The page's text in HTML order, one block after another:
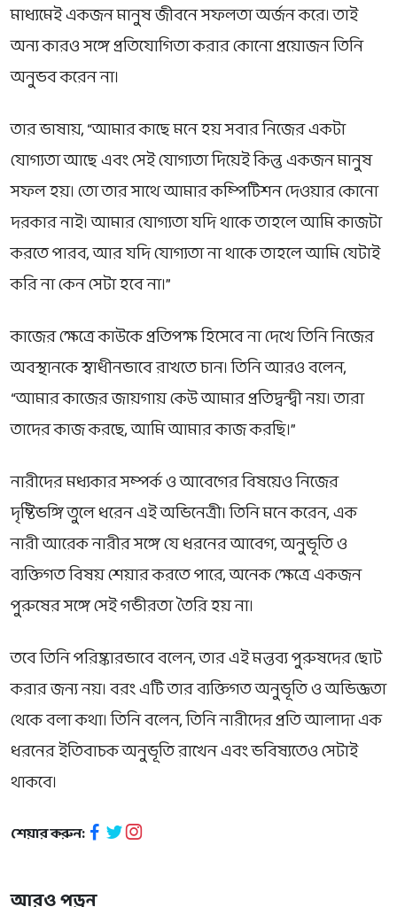
মাধ্যমেই একজন মানুষ জীবনে সফলতা অর্জন করে। তাই
অন্য কারও সঙ্গে প্রতিযোগিতা করার কোনো প্রয়োজন তিনি
অনুভব করেন না।
তার ভাষায়, “আমার কাছে মনে হয় সবার নিজের একটা
যোগ্যতা আছে এবং সেই যোগ্যতা দিয়েই কিন্তু একজন মানুষ
সফল হয়। তো তার সাথে আমার কম্পিটিশন দেওয়ার কোনো
দরকার নাই। আমার যোগ্যতা যদি থাকে তাহলে আমি কাজটা
করতে পারব, আর যদি যোগ্যতা না থাকে তাহলে আমি যেটাই
করি না কেন সেটা হবে না।”
কাজের ক্ষেত্রে কাউকে প্রতিপক্ষ হিসেবে না দেখে তিনি নিজের
অবস্থানকে স্বাধীনভাবে রাখতে চান। তিনি আরও বলেন,
“আমার কাজের জায়গায় কেউ আমার প্রতিদ্বন্দ্বী নয়। তারা
তাদের কাজ করছে, আমি আমার কাজ করছি।”
নারীদের মধ্যকার সম্পর্ক ও আবেগের বিষয়েও নিজের
দৃষ্টিভঙ্গি তুলে ধরেন এই অভিনেত্রী। তিনি মনে করেন, এক
নারী আরেক নারীর সঙ্গে যে ধরনের আবেগ, অনুভূতি ও
ব্যক্তিগত বিষয় শেয়ার করতে পারে, অনেক ক্ষেত্রে একজন
পুরুষের সঙ্গে সেই গভীরতা তৈরি হয় না।
তবে তিনি পরিষ্কারভাবে বলেন, তার এই মন্তব্য পুরুষদের ছোট
করার জন্য নয়। বরং এটি তার ব্যক্তিগত অনুভূতি ও অভিজ্ঞতা
থেকে বলা কথা। তিনি বলেন, তিনি নারীদের প্রতি আলাদা এক
ধরনের ইতিবাচক অনুভূতি রাখেন এবং ভবিষ্যতেও সেটাই
থাকবে।
শেয়ার করুন: